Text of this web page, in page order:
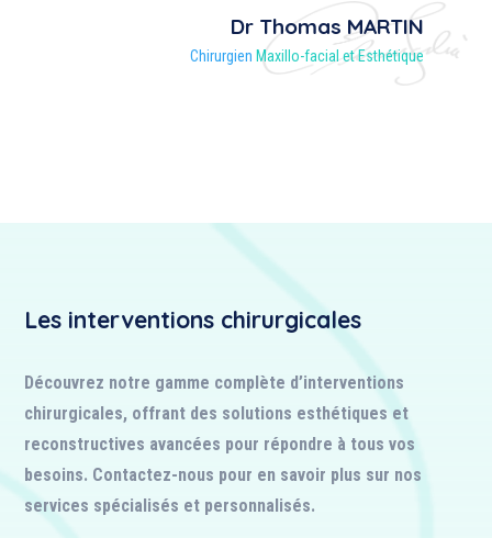
Dr Thomas MARTIN
Chirurgien Maxillo-facial et Esthétique
Les interventions chirurgicales
Découvrez notre gamme complète d’interventions
chirurgicales, offrant des solutions esthétiques et
reconstructives avancées pour répondre à tous vos
besoins. Contactez-nous pour en savoir plus sur nos
services spécialisés et personnalisés.